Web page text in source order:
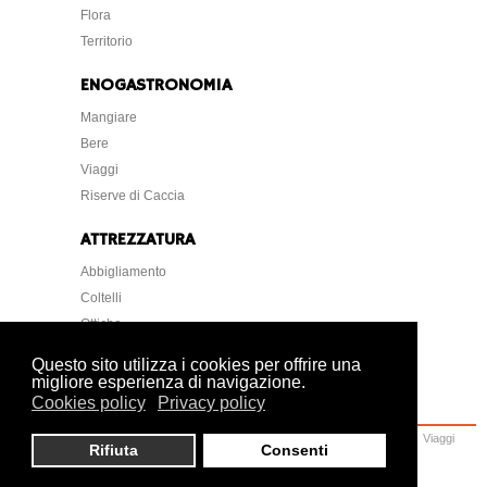
Questo sito utilizza i cookies per offrire una
migliore esperienza di navigazione.
Cookies policy
Privacy policy
Rifiuta Consenti
Flora
Territorio
ENOGASTRONOMIA
Mangiare
Bere
Viaggi
Riserve di Caccia
ATTREZZATURA
Abbigliamento
Coltelli
Ottiche
Home Caccia Armi Attrezzatura
Viaggi